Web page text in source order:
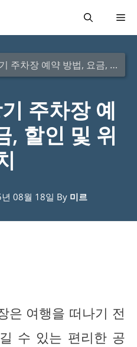
메
뉴
장 예약 방법, 요금, 할인 및 위치
주차장 예
, 할인 및 위
08월 18일 By 미르
은 여행을 떠나기 전
수 있는 편리한 공